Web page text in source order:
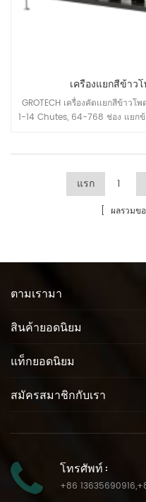
เครื่องแยกสีข้าว
GROTECH เครื่องคัดเเยกสีข้าว
1-14 Chutes, 64-768 ช่อง แยก
แรก 1
[ ผลรวมข
ตามเรามา
สินค้ายอดนิยม
แท็กยอดนิยม
สมัครสมาชิกกับเรา
โทรศัพท์ :
+86 13635690916,